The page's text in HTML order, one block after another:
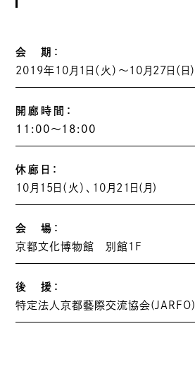
会 期：
2019年10月1日（火）～10月27日（日）
開廊時間：
11:00～18:00
休廊日：
10月15日（火）、10月21日(月)
会 場：
京都文化博物館 別館１F
後 援：
特定法人京都藝際交流協会(JARFO)